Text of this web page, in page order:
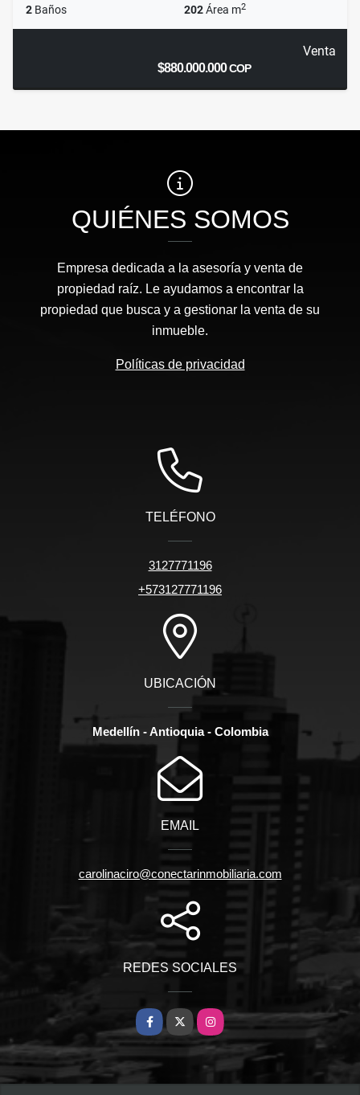
2 Baños 202Área m2
Venta
$880.000.000COP
QUIÉNES SOMOS
Empresa dedicada a la asesoría y venta de
propiedad raíz. Le ayudamos a encontrar la
propiedad que busca y a gestionar la venta de su
inmueble.
Políticas de privacidad
TELÉFONO
3127771196
+573127771196
UBICACIÓN
Medellín - Antioquia - Colombia
EMAIL
carolinaciro@conectarinmobiliaria.com
REDES SOCIALES
Facebook
X Instagram